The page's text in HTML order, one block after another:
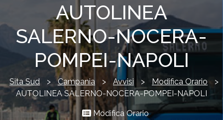
AUTOLINEA
SALERNO-NOCERA-
POMPEI-NAPOLI
Sita Sud > Campania > Avvisi > Modifica Orario
>
AUTOLINEA SALERNO-NOCERA-POMPEI-NAPOLI
Modifica Orario